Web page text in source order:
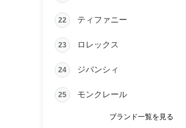
22 ティファニー
23 ロレックス
24 ジバンシィ
25 モンクレール
ブランド一覧を見る